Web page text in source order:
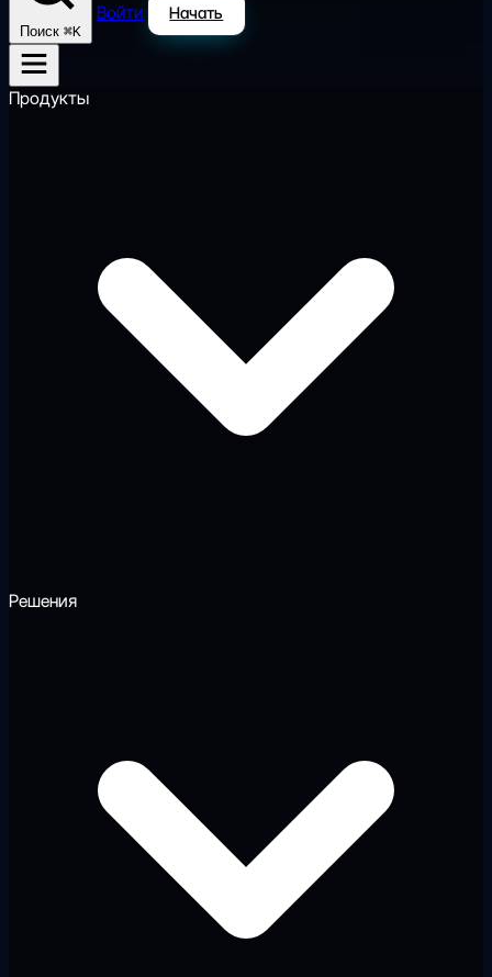
Поиск ⌘K
Войти Начать
Продукты
Решения